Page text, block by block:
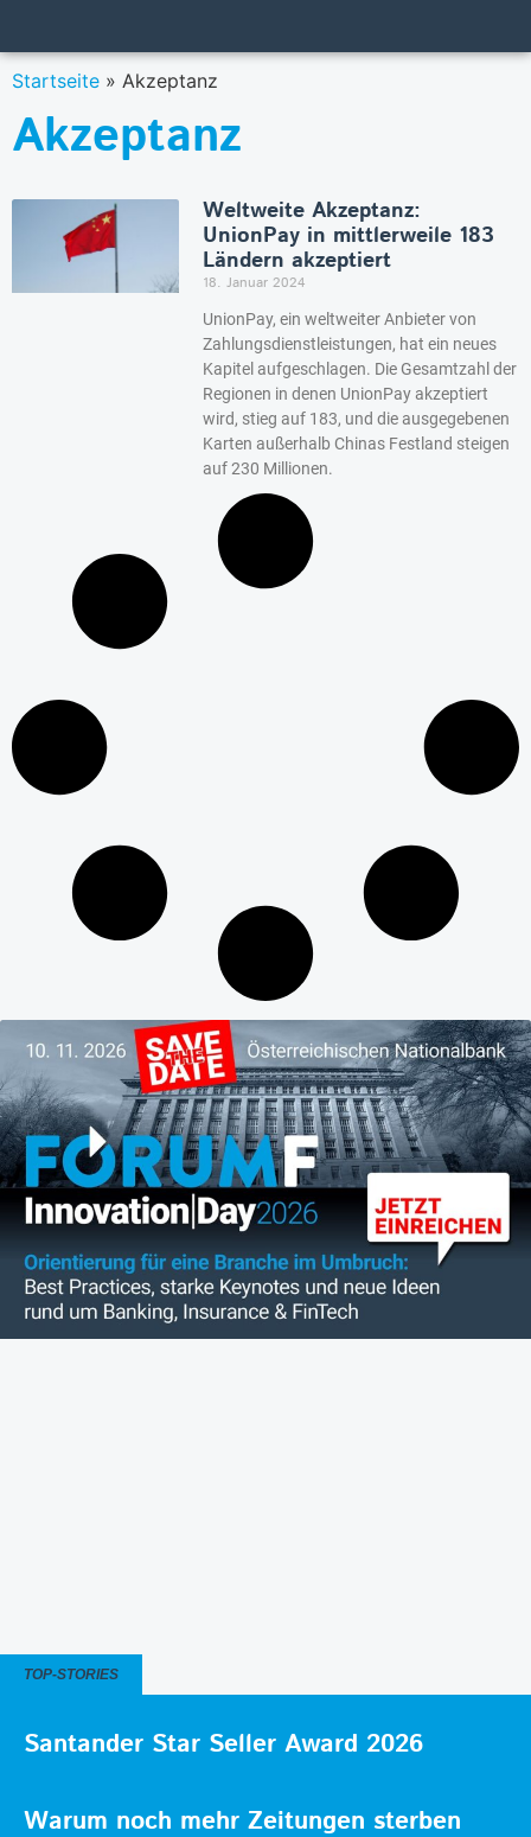
Startseite » Akzeptanz
Akzeptanz
Weltweite Akzeptanz:
UnionPay in mittlerweile 183
Ländern akzeptiert
18. Januar 2024
UnionPay, ein weltweiter Anbieter von
Zahlungsdienstleistungen, hat ein neues
Kapitel aufgeschlagen. Die Gesamtzahl der
Regionen in denen UnionPay akzeptiert
wird, stieg auf 183, und die ausgegebenen
Karten außerhalb Chinas Festland steigen
auf 230 Millionen.
TOP-STORIES
Santander Star Seller Award 2026
Warum noch mehr Zeitungen sterben